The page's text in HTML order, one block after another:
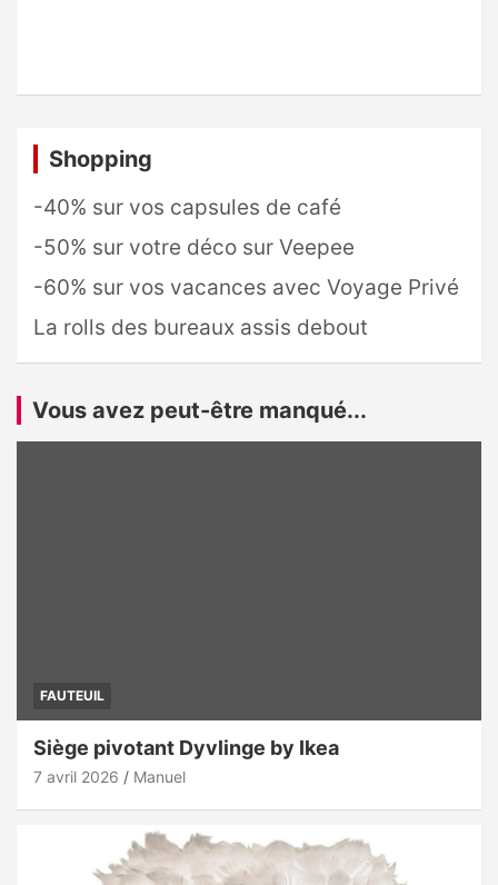
Shopping
-40% sur vos capsules de café
-50% sur votre déco sur Veepee
-60% sur vos vacances avec Voyage Privé
La rolls des bureaux assis debout
Vous avez peut-être manqué...
FAUTEUIL
Siège pivotant Dyvlinge by Ikea
7 avril 2026 Manuel